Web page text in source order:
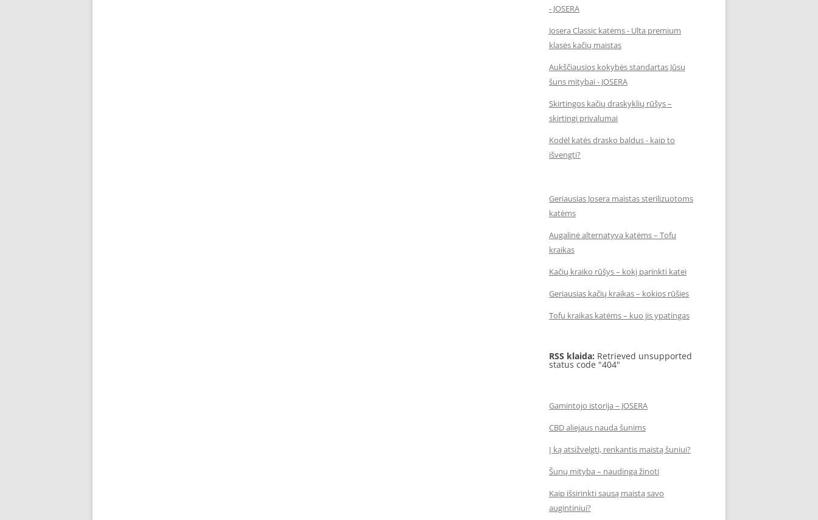
- JOSERA
Josera Classic katėms - Ulta premium
klasės kačių maistas
Aukščiausios kokybės standartas Jūsų
šuns mitybai - JOSERA
Skirtingos kačių draskyklių rūšys –
skirtingi privalumai
Kodėl katės drasko baldus - kaip to
išvengti?
Geriausias Josera maistas sterilizuotoms
katėms
Augalinė alternatyva katėms – Tofu
kraikas
Kačių kraiko rūšys – kokį parinkti katei
Geriausias kačių kraikas – kokios rūšies
Tofu kraikas katėms – kuo jis ypatingas
RSS klaida: Retrieved unsupported
status code "404"
Gamintojo istorija – JOSERA
CBD aliejaus nauda šunims
Į ką atsižvelgti, renkantis maistą šuniui?
Šunų mityba – naudinga žinoti
Kaip išsirinkti sausą maistą savo
augintiniui?